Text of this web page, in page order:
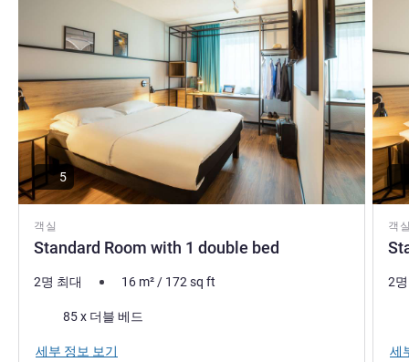
객실
Standard Room with 1 double bed
5
2명 최대 16 m²/ 172sq ft
85 x 더블 베드
세부 정보 보기
객
2
세